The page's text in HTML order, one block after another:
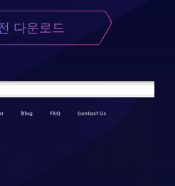
다운로드